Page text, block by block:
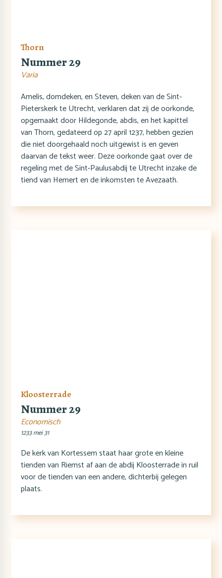
Thorn
Nummer 29
Varia
Amelis, domdeken, en Steven, deken van de Sint-
Pieterskerk te Utrecht, verklaren dat zij de oorkonde,
opgemaakt door Hildegonde, abdis, en het kapittel
van Thorn, gedateerd op 27 april 1237, hebben gezien
die niet doorgehaald noch uitgewist is en geven
daarvan de tekst weer. Deze oorkonde gaat over de
regeling met de Sint-Paulusabdij te Utrecht inzake de
tiend van Hemert en de inkomsten te Avezaath.
Kloosterrade
Nummer 29
Economisch
1233 mei 31
De kerk van Kortessem staat haar grote en kleine
tienden van Riemst af aan de abdij Kloosterrade in ruil
voor de tienden van een andere, dichterbij gelegen
plaats.